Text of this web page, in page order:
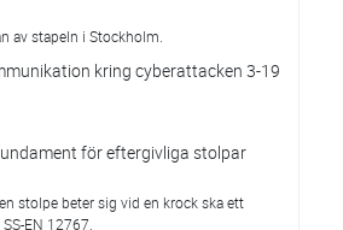
av stapeln i Stockholm.
kring cyberattacken 3-19
för eftergivliga stolpar
stolpe beter sig vid en krock ska ett
EN 12767.